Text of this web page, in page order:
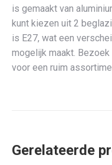
is gemaakt van
kunt kiezen uit 2
is E27, wat een
mogelijk maakt.
voor een ruim
Gerelateerde